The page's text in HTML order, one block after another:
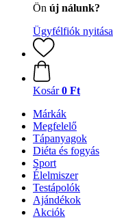
Ön új nálunk?
Ügyfélfiók nyitása
Kosár 0 Ft
Márkák
Megfelelő
Tápanyagok
Diéta és fogyás
Sport
Élelmiszer
Testápolók
Ajándékok
Akciók